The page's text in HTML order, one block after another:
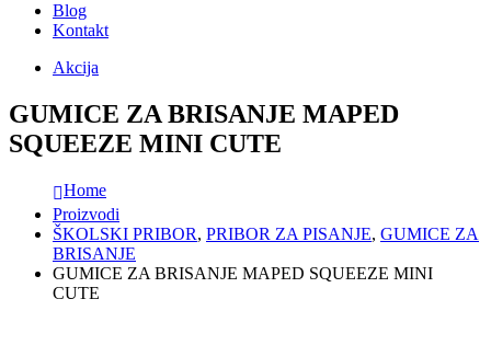
Blog
Kontakt
Akcija
GUMICE ZA BRISANJE MAPED
SQUEEZE MINI CUTE
Home
Proizvodi
ŠKOLSKI PRIBOR, PRIBOR ZA PISANJE, GUMICE ZA
BRISANJE
GUMICE ZA BRISANJE MAPED SQUEEZE MINI
CUTE